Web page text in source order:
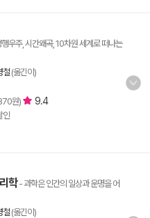
우주, 시간왜곡, 10차원 세계로 떠나는
철(옮긴이)
원) 9.4
인
학- 과학은 인간의 일상과 운명을 어
철(옮긴이)